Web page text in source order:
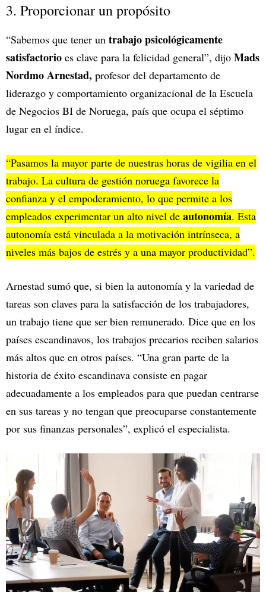
3. Proporcionar un propósito
“Sabemos que tener un trabajo psicológicamente
satisfactorio es clave para la felicidad general”, dijo Mads
Nordmo Arnestad, profesor del departamento de
liderazgo y comportamiento organizacional de la Escuela
de Negocios BI de Noruega, país que ocupa el séptimo
lugar en el índice.
“Pasamos la mayor parte de nuestras horas de vigilia en el
trabajo. La cultura de gestión noruega favorece la
confianza y el empoderamiento, lo que permite a los
empleados experimentar un alto nivel de autonomía. Esta
autonomía está vinculada a la motivación intrínseca, a
niveles más bajos de estrés y a una mayor productividad”.
Arnestad sumó que, si bien la autonomía y la variedad de
tareas son claves para la satisfacción de los trabajadores,
un trabajo tiene que ser bien remunerado. Dice que en los
países escandinavos, los trabajos precarios reciben salarios
más altos que en otros países. “Una gran parte de la
historia de éxito escandinava consiste en pagar
adecuadamente a los empleados para que puedan centrarse
en sus tareas y no tengan que preocuparse constantemente
por sus finanzas personales”, explicó el especialista.